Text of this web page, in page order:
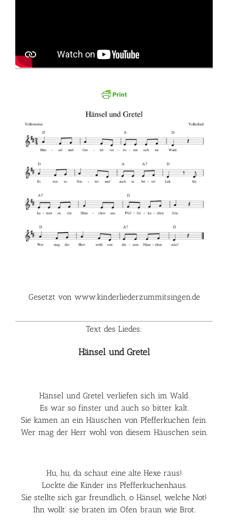
Gesetzt von www.kinderliederzummitsingen.de
Text des Liedes:
Hänsel und Gretel
Hänsel und Gretel verliefen sich im Wald.
Es war so finster und auch so bitter kalt.
Sie kamen an ein Häuschen von Pfefferkuchen fein.
Wer mag der Herr wohl von diesem Häuschen sein.
Hu, hu, da schaut eine alte Hexe raus!
Lockte die Kinder ins Pfefferkuchenhaus.
Sie stellte sich gar freundlich, o Hänsel, welche Not!
Ihn wollt‘ sie braten im Ofen braun wie Brot.